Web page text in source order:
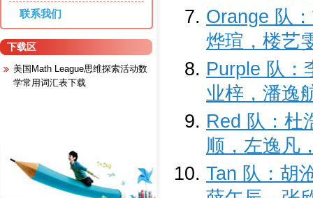
联系我们
下载区
美国Math League思维探索活动数
学常用词汇表下载
Orange 队
烨瑄，楼艺
Purple 队：
业梓，潘逸
Red 队：杜
顺，左逸凡
Tan 队：胡